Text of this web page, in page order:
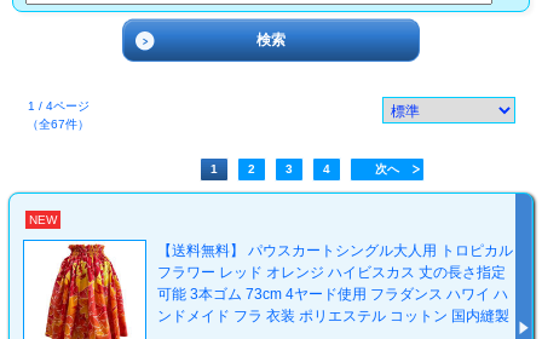
1 / 4ページ
（全67件）
1 2 3 4 次へ
NEW
【送料無料】 パウスカートシングル大人用 トロピカル
フラワー レッド オレンジ ハイビスカス 丈の長さ指定
可能 3本ゴム 73cm 4ヤード使用 フラダンス ハワイ ハ
ンドメイド フラ 衣装 ポリエステル コットン 国内縫製